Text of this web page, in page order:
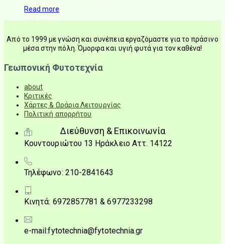
Read more
Από το 1999 με γνώση και συνέπεια εργαζόμαστε για το πράσινο
μέσα στην πόλη. Όμορφα και υγιή φυτά για τον καθένα!
Γεωπονική Φυτοτεχνία
about
Κριτικές
Χάρτες & Ωράρια Λειτουργίας
Πολιτική απορρήτου
Διεύθυνση & Επικοινωνία
Κουντουριώτου 13 Ηράκλειο Αττ. 14122
Τηλέφωνο: 210-2841643
Κινητά: 6972857781 & 6977233298
e-mail:fytotechnia@fytotechnia.gr